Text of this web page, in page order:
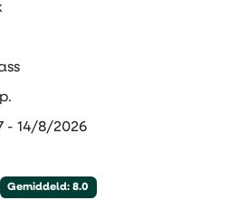
- 14/8/2026
Gemiddeld: 8.0